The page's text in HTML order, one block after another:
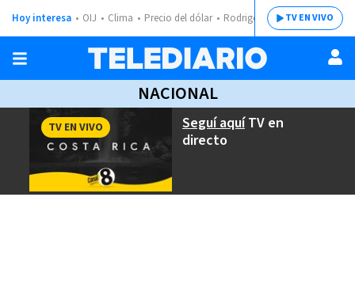
Hoy interesa OIJ Clima Precio del dólar Rodrigo ChavesTV EN VIVO
NACIONAL
Seguí aquíTV en
directo
TV EN VIVO